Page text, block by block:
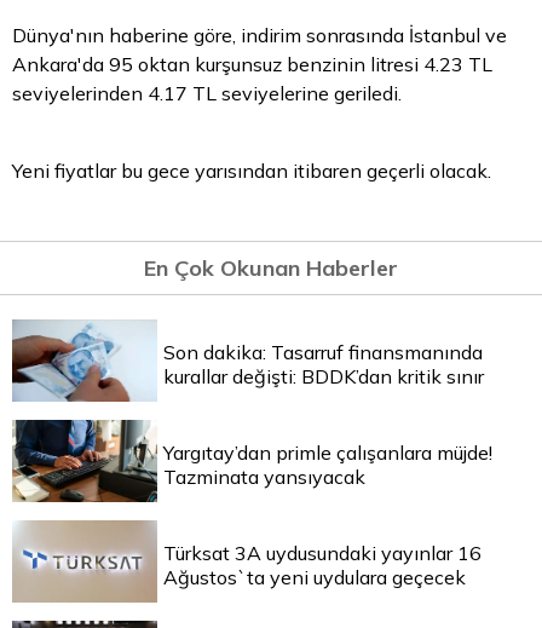
Dünya'nın haberine göre, indirim sonrasında İstanbul ve
Ankara'da 95 oktan kurşunsuz benzinin litresi 4.23 TL
seviyelerinden 4.17 TL seviyelerine geriledi.
Yeni fiyatlar bu gece yarısından itibaren geçerli olacak.
En Çok Okunan Haberler
Son dakika: Tasarruf finansmanında
kurallar değişti: BDDK’dan kritik sınır
Yargıtay’dan primle çalışanlara müjde!
Tazminata yansıyacak
Türksat 3A uydusundaki yayınlar 16
Ağustos`ta yeni uydulara geçecek